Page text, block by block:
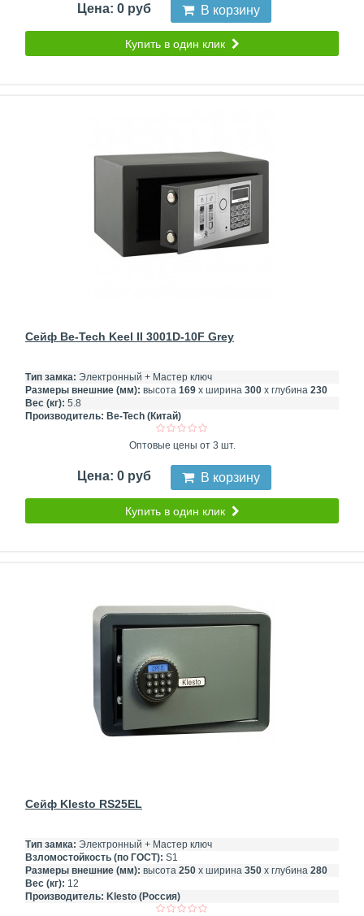
Цена: 0 руб В корзину
Купить в один клик
Сейф Be-Tech Keel II 3001D-10F Grey
Тип замка: Электронный + Мастер ключ
Размеры внешние (мм): высота 169 х ширина 300 х глубина 230
Вес (кг): 5.8
Производитель: Be-Tech (Китай)
Оптовые цены от 3 шт.
Цена: 0 руб В корзину
Купить в один клик
Сейф Klesto RS25EL
Тип замка: Электронный + Мастер ключ
Взломостойкость (по ГОСТ): S1
Размеры внешние (мм): высота 250 х ширина 350 х глубина 280
Вес (кг): 12
Производитель: Klesto (Россия)